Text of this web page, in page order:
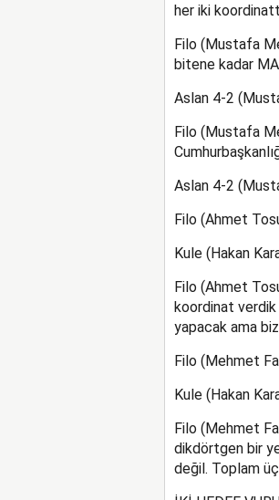
her iki
Filo (Mustafa
bitene kadar
Aslan 4-2
Filo (Mustafa
Aslan 4-2
Filo (Ahmet
Kule (Hakan
Filo (Ahmet
koordinat verdik
yapacak ama
Filo (Mehmet
Kule (Hakan
Filo (Mehmet
dikdörtgen bir
değil. Toplam